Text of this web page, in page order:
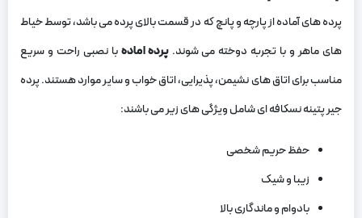
پرده های آماده از پارچه و پانچ که در قسمت بالای پرده می باشد، توسط خیاط
های ماهر و با تجربه دوخته می شوند.پرده امادهبا نصبی راحت و سریع
مناسب برای اتاق های نشیمن، پذیرایی، اتاق خواب و سایر موارد هستند. پرده
جیر پتینه نسکافه ای شامل ویژگی های زیر می باشند:
حفظ حریم شخصی
زیبا و شیک
بادوام و ماندگاری بالا